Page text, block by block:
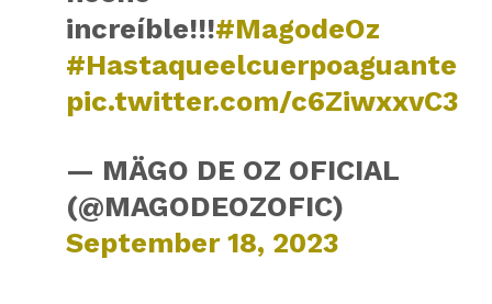
increíble!!!#MagodeOz
#Hastaqueelcuerpoaguante
pic.twitter.com/c6ZiwxxvC3
— MÄGO DE OZ OFICIAL
(@MAGODEOZOFIC)
September 18, 2023